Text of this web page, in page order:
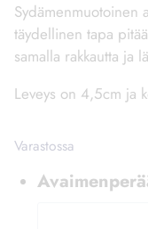
Sydämenmuotoinen
täydellinen tapa
samalla rakkautta ja
Leveys on 4,5cm ja
Varastossa